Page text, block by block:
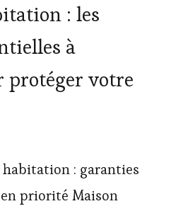
: les
à
protéger votre
habitation : garanties
priorité Maison